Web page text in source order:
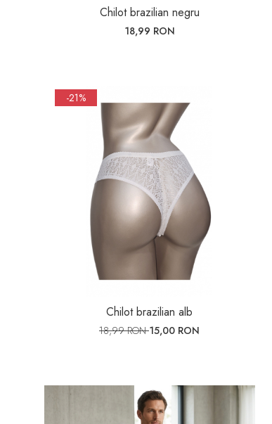
Chilot brazilian negru
18,99 RON
-21%
Chilot brazilian alb
18,99 RON15,00 RON